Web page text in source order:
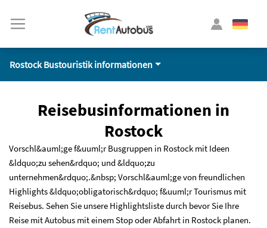
Rostock Bustouristik informationen
Reisebusinformationen in
Rostock
Vorschl&auml;ge f&uuml;r Busgruppen in Rostock mit Ideen
&ldquo;zu sehen&rdquo; und &ldquo;zu
unternehmen&rdquo;.&nbsp; Vorschl&auml;ge von freundlichen
Highlights &ldquo;obligatorisch&rdquo; f&uuml;r Tourismus mit
Reisebus. Sehen Sie unsere Highlightsliste durch bevor Sie Ihre
Reise mit Autobus mit einem Stop oder Abfahrt in Rostock planen.